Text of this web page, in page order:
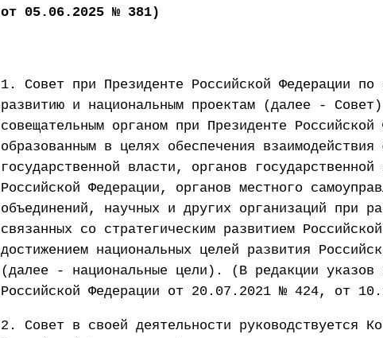
от 05.06.2025 № 381)
1. Совет при Президенте Российской Федерации по
развитию и национальным проектам (далее -
совещательным органом при Президенте Российской
образованным в целях обеспечения взаимодействия
государственной власти, органов государственной
Российской Федерации, органов местного
объединений, научных и других организаций при
связанных со стратегическим развитием
достижением национальных целей развития
(далее - национальные цели). (В редакции указов
Российской Федерации от 20.07.2021 № 424, от
2. Совет в своей деятельности руководствуется